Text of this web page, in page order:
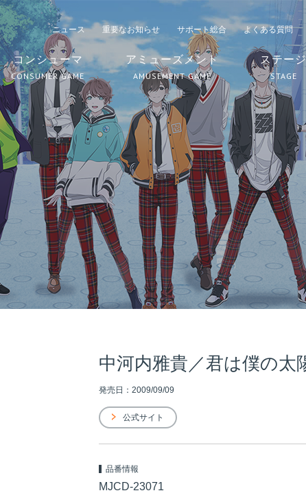
ニュース 重要なお知らせ サポート総合 よくある質問
コンシューマ
CONSUMER GAME
アミューズメント
AMUSEMENT GAME
ステージ
STAGE
中河内雅貴／君は僕の太
発売日：2009/09/09
公式サイト
品番情報
MJCD-23071